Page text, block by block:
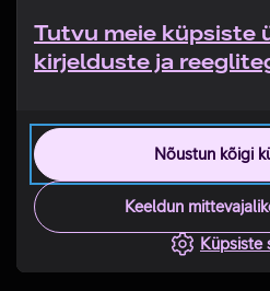
Tutvu meie küpsiste
kirjelduste ja
Nõustun kõigi
Keeldun
Küpsiste